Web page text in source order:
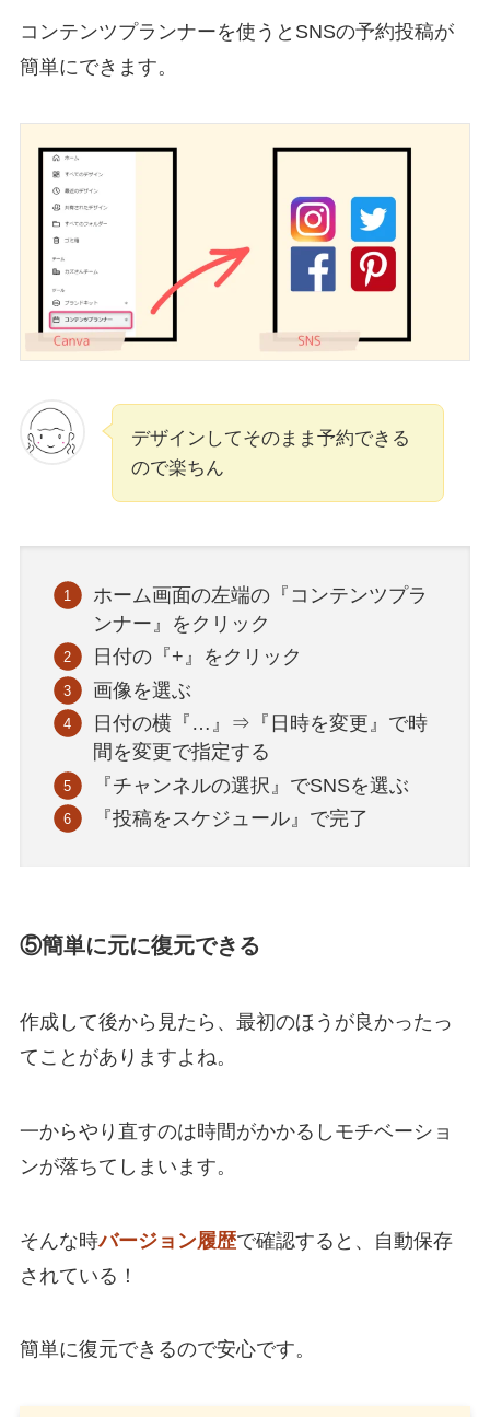
コンテンツプランナーを使うとSNSの予約投稿が
簡単にできます。
デザインしてそのまま予約できる
ので楽ちん
ホーム画面の左端の『コンテンツプラ
ンナー』をクリック
日付の『+』をクリック
画像を選ぶ
日付の横『…』⇒『日時を変更』で時
間を変更で指定する
『チャンネルの選択』でSNSを選ぶ
『投稿をスケジュール』で完了
⑤簡単に元に復元できる
作成して後から見たら、最初のほうが良かったっ
てことがありますよね。
一からやり直すのは時間がかかるしモチベーショ
ンが落ちてしまいます。
そんな時バージョン履歴で確認すると、自動保存
されている！
簡単に復元できるので安心です。